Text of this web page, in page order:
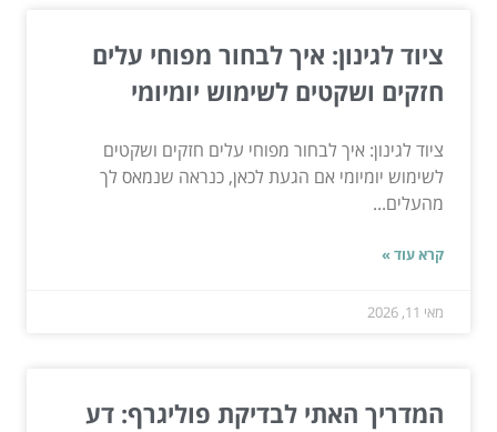
ציוד לגינון: איך לבחור מפוחי עלים
חזקים ושקטים לשימוש יומיומי
ציוד לגינון: איך לבחור מפוחי עלים חזקים ושקטים
לשימוש יומיומי אם הגעת לכאן, כנראה שנמאס לך
מהעלים...
קרא עוד »
מאי 11, 2026
המדריך האתי לבדיקת פוליגרף: דע